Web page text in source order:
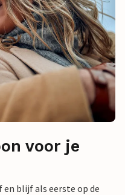
voor je
blijf als eerste op de